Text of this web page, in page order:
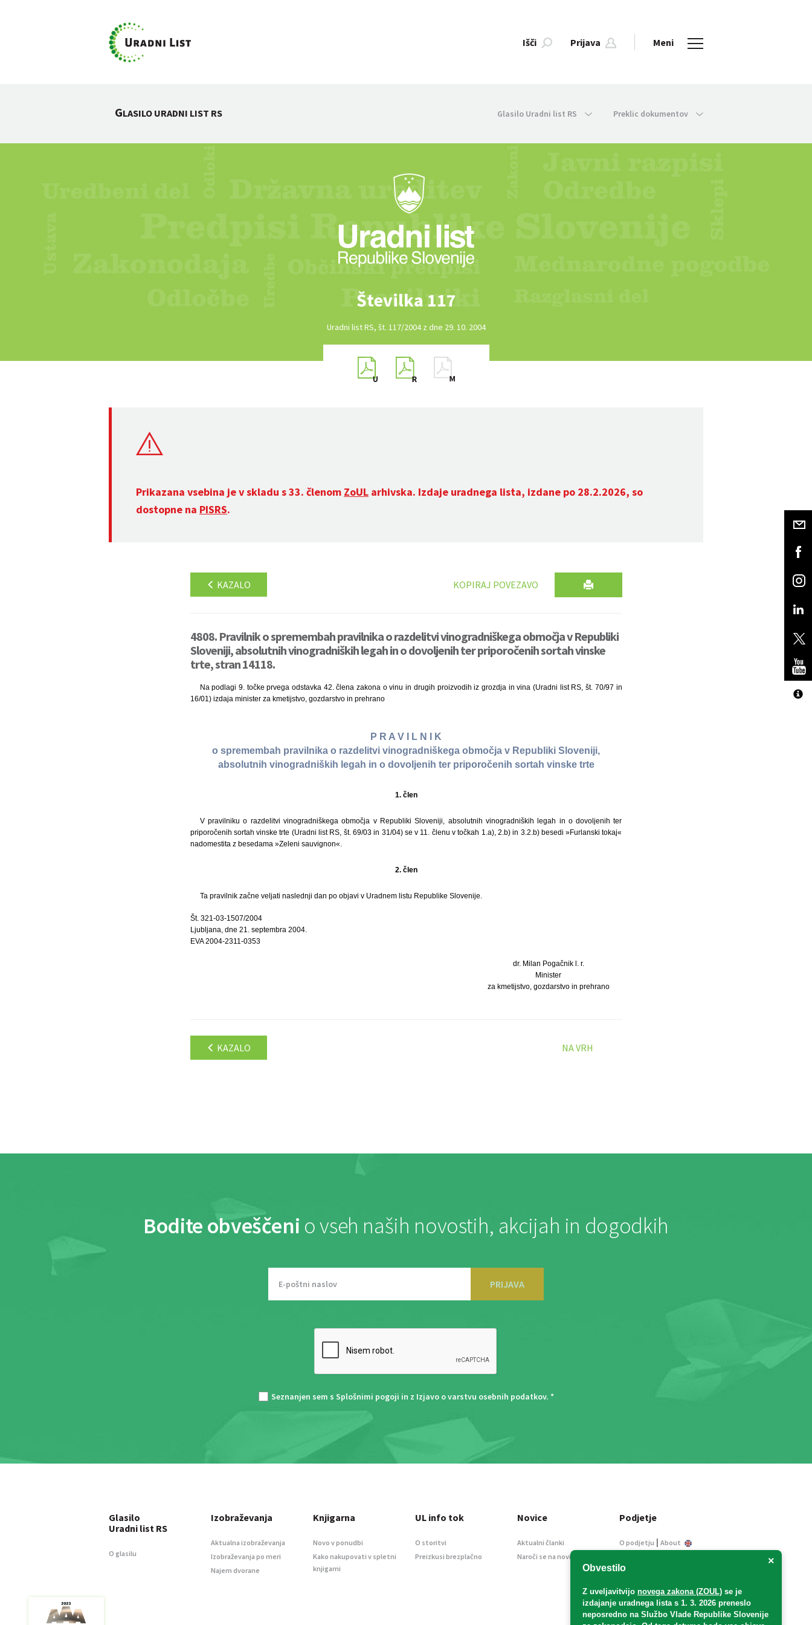
Išči Prijava Meni
GLASILO URADNI LIST RS Glasilo Uradni list RS Preklic dokumentov
Številka 117
Uradni list RS, št. 117/2004 z dne 29. 10. 2004
Prikazana vsebina je v skladu s 33. členom ZoUL arhivska. Izdaje uradnega lista, izdane po 28.2.2026, so
dostopne na PISRS.
KAZALO KOPIRAJ POVEZAVO
4808. Pravilnik o spremembah pravilnika o razdelitvi vinogradniškega območja v Republiki
Sloveniji, absolutnih vinogradniških legah in o dovoljenih ter priporočenih sortah vinske
trte, stran 14118.
Na podlagi 9. točke prvega odstavka 42. člena zakona o vinu in drugih proizvodih iz grozdja in vina (Uradni list RS, št. 70/97 in
16/01) izdaja minister za kmetijstvo, gozdarstvo in prehrano
P R A V I L N I K
o spremembah pravilnika o razdelitvi vinogradniškega območja v Republiki Sloveniji,
absolutnih vinogradniških legah in o dovoljenih ter priporočenih sortah vinske trte
1. člen
V pravilniku o razdelitvi vinogradniškega območja v Republiki Sloveniji, absolutnih vinogradniških legah in o dovoljenih ter
priporočenih sortah vinske trte (Uradni list RS, št. 69/03 in 31/04) se v 11. členu v točkah 1.a), 2.b) in 3.2.b) besedi »Furlanski tokaj«
nadomestita z besedama »Zeleni sauvignon«.
2. člen
Ta pravilnik začne veljati naslednji dan po objavi v Uradnem listu Republike Slovenije.
Št. 321-03-1507/2004
Ljubljana, dne 21. septembra 2004.
EVA 2004-2311-0353
dr. Milan Pogačnik l. r.
Minister
za kmetijstvo, gozdarstvo in prehrano
KAZALO NA VRH
Bodite obveščeni o vseh naših novostih, akcijah in dogodkih
PRIJAVA
Seznanjen sem s Splošnimi pogoji in z Izjavo o varstvu osebnih podatkov. *
×
Obvestilo
Z uveljavitvijo novega zakona (ZOUL) se je
izdajanje uradnega lista s 1. 3. 2026 preneslo
neposredno na Službo Vlade Republike Slovenije
Glasilo
Uradni list RS
O glasilu
Izobraževanja
Aktualna izobraževanja
Izobraževanja po meri
Najem dvorane
Knjigarna
Novo v ponudbi
Kako nakupovati v spletni
knjigarni
UL info tok
O storitvi
Preizkusi brezplačno
Novice
Aktualni članki
Naroči se na novice
Podjetje
O podjetju | About
Informacije javnega
Oglaševanje
Splošni pogoji